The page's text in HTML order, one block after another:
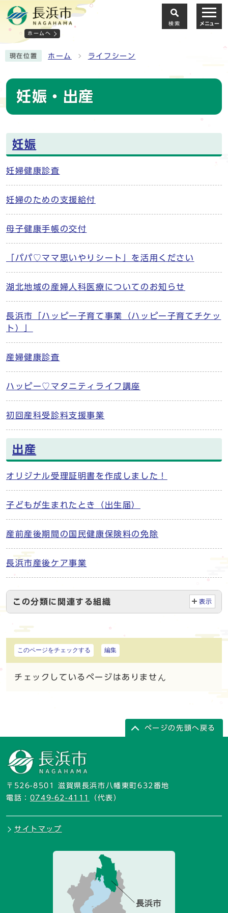
ホームへ
検索 メニュー
現在位置 ホーム ライフシーン
妊娠・出産
妊娠
妊婦健康診査
妊婦のための支援給付
母子健康手帳の交付
「パパ♡ママ思いやりシート」を活用ください
湖北地域の産婦人科医療についてのお知らせ
長浜市「ハッピー子育て事業（ハッピー子育てチケッ
ト）」
産婦健康診査
ハッピー♡マタニティライフ講座
初回産科受診料支援事業
出産
オリジナル受理証明書を作成しました！
子どもが生まれたとき（出生届）
産前産後期間の国民健康保険料の免除
長浜市産後ケア事業
この分類に関連する組織 表示
このページをチェックする 編集
チェックしているページはありません
ページの先頭へ戻る
〒526-8501 滋賀県長浜市八幡東町632番地
電話： 0749-62-4111 （代表）
サイトマップ